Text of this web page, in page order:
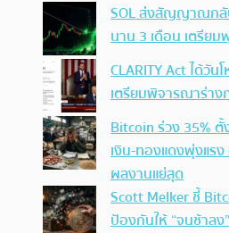
SOL ส่งสัญญาณกลั
นาน 3 เดือน เตรีย
CLARITY Act ได้วั
เตรียมพิจารณาร่า
Bitcoin ร่วง 35%
เงิน-ทองแดงพุ่งแร
ผลงานแย่สุด
Scott Melker ชี้
ป้องกันให้ “จนช้าลง